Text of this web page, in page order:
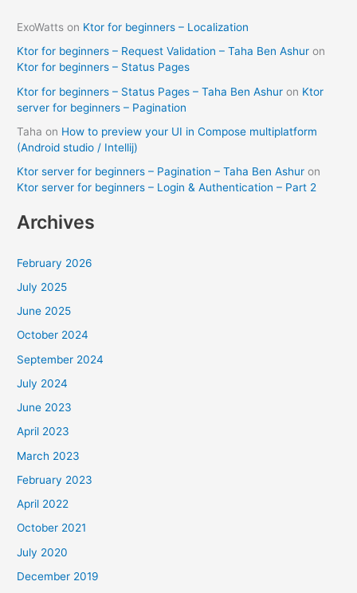
ExoWatts on Ktor for beginners – Localization
Ktor for beginners – Request Validation – Taha Ben Ashur on
Ktor for beginners – Status Pages
Ktor for beginners – Status Pages – Taha Ben Ashur on Ktor
server for beginners – Pagination
Taha on How to preview your UI in Compose multiplatform
(Android studio / Intellij)
Ktor server for beginners – Pagination – Taha Ben Ashur on
Ktor server for beginners – Login & Authentication – Part 2
Archives
February 2026
July 2025
June 2025
October 2024
September 2024
July 2024
June 2023
April 2023
March 2023
February 2023
April 2022
October 2021
July 2020
December 2019